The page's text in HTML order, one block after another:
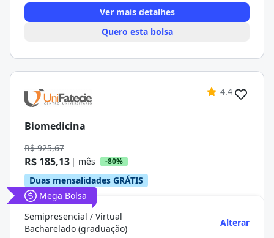
Ver mais detalhes
Quero esta bolsa
4.4
Biomedicina
R$ 925,67
R$ 185,13 | mês -80%
Duas mensalidades GRÁTIS
Mega Bolsa
Semipresencial / Virtual
Bacharelado (graduação)
Alterar